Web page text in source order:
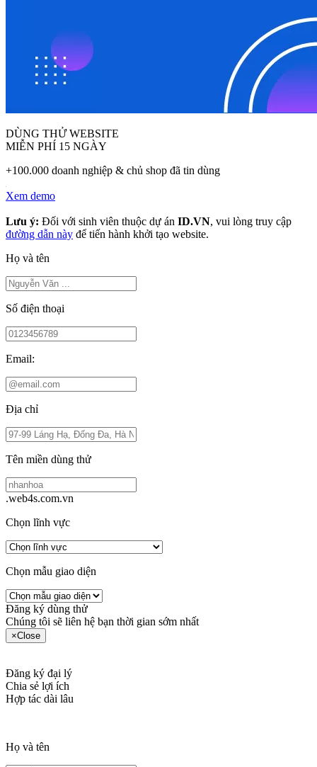
DÙNG THỬ WEBSITE
MIỄN PHÍ 15 NGÀY
+100.000 doanh nghiệp & chủ shop đã tin dùng
Xem demo
Lưu ý: Đối với sinh viên thuộc dự án ID.VN, vui lòng truy cập
đường dẫn này để tiến hành khởi tạo website.
Họ và tên
Số điện thoại
Email:
Địa chỉ
Tên miền dùng thử
.web4s.com.vn
Chọn lĩnh vực
Chọn mẫu giao diện
Đăng ký dùng thử
Chúng tôi sẽ liên hệ bạn thời gian sớm nhất
×Close
Đăng ký đại lý
Chia sẻ lợi ích
Hợp tác dài lâu
Họ và tên